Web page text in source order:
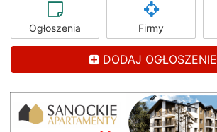
Ogłoszenia Firmy
DODAJ OGŁOSZENIE